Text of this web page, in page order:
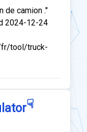
de camion ."
2024-12-24
fr/tool/truck-
☟